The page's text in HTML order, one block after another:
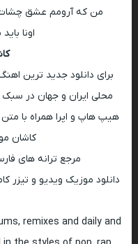
من که آرومم عشق
اونا
برای دانلود جدید ترین
محلی ایران و جهان در سبک
کاشان
مرجع ترانه های
دانلود موزیک ویدیو و تیزر
remixes and daily and